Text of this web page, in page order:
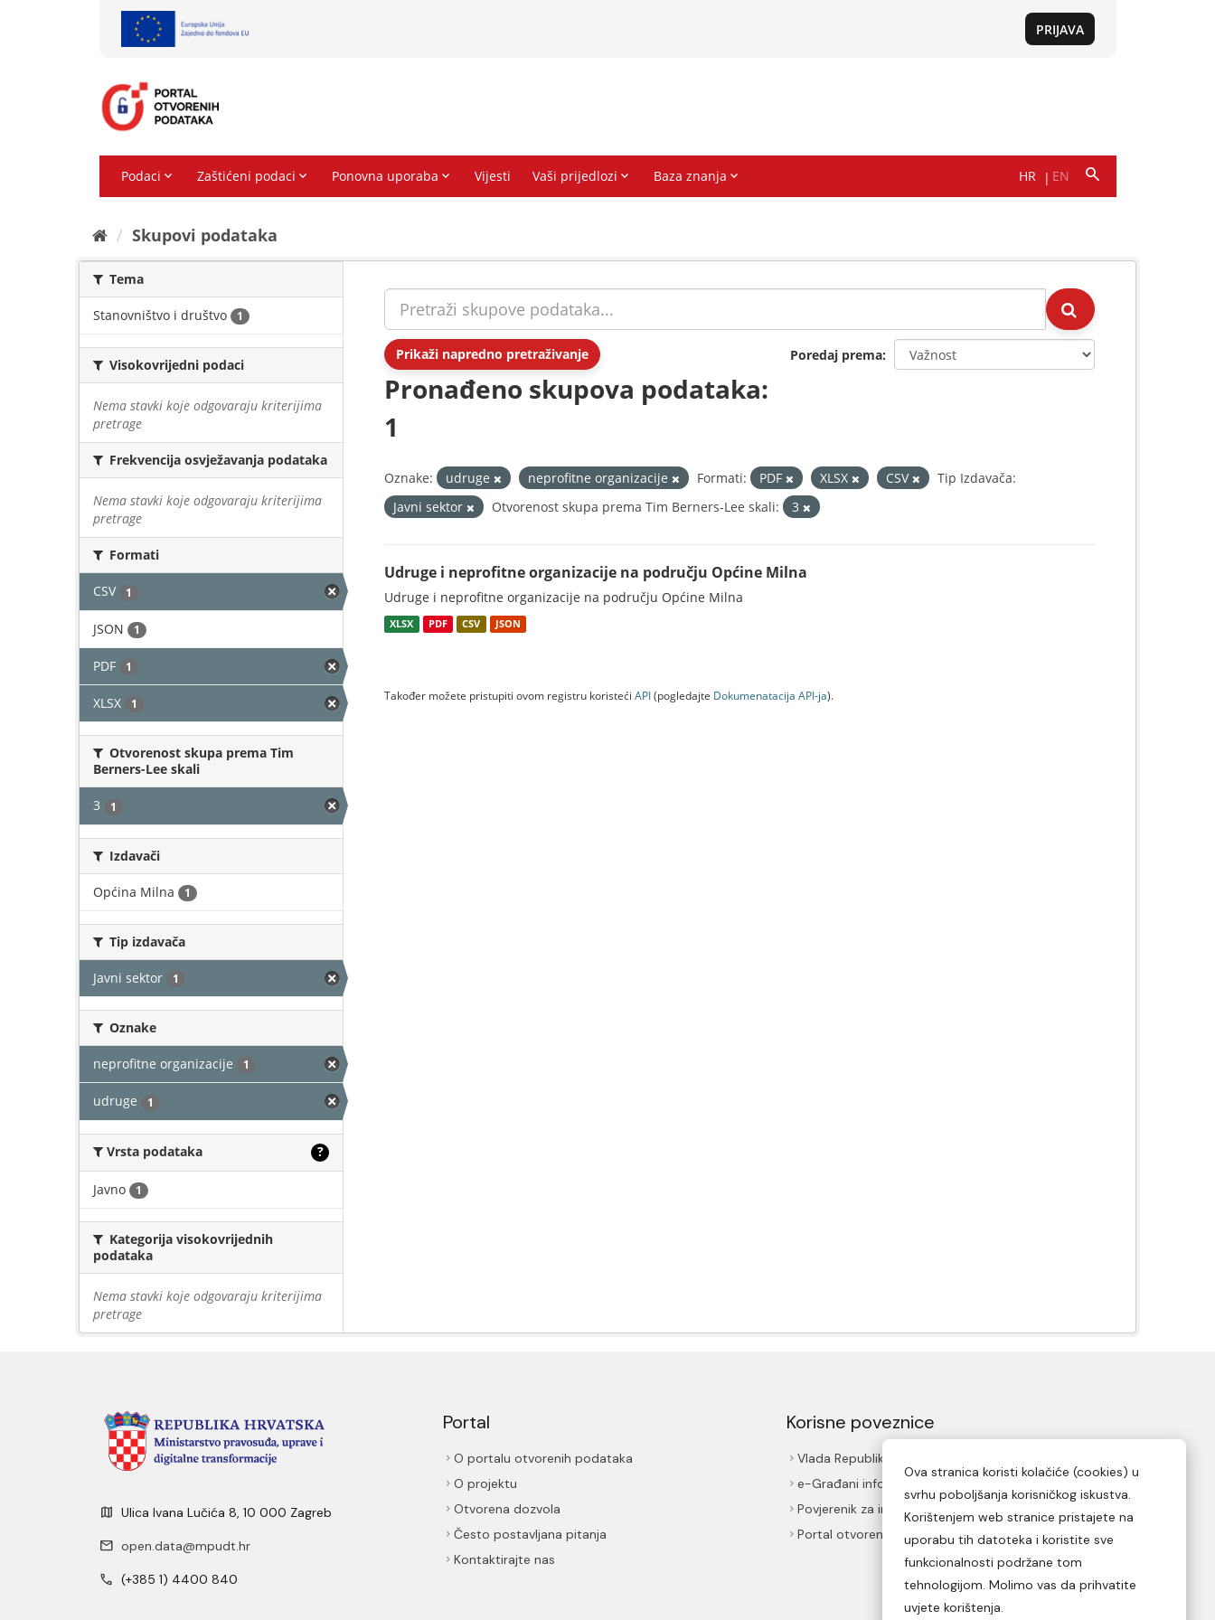
Skupovi podаtаkа
Tema
Stanovništvo i društvo 1
Visokovrijedni podaci
Nema stavki koje odgovaraju kriterijima
pretrage
Frekvencija osvježavanja podataka
Nema stavki koje odgovaraju kriterijima
pretrage
Formati
CSV 1
JSON 1
PDF 1
XLSX 1
Otvorenost skupa prema Tim
Berners-Lee skali
3 1
Izdavači
Općina Milna 1
Tip izdavača
Javni sektor 1
Oznake
neprofitne organizacije 1
udruge 1
Vrsta podataka ?
Javno 1
Kategorija visokovrijednih
podataka
Nema stavki koje odgovaraju kriterijima
pretrage
Prikaži napredno pretraživanje Poredaj prema
Pronađeno skupova podataka:
1
Oznake: udruge neprofitne organizacije Formati: PDF XLSX CSV
Tip Izdavača:
Javni sektor
Otvorenost skupa prema Tim Berners-Lee skali: 3
Udruge i neprofitne organizacije na području Općine Milna
Udruge i neprofitne organizacije na području Općine Milna
XLSX PDF CSV JSON
Također možete pristupiti ovom registru koristeći API(pogledajte Dokumenаtаcijа API-jа).